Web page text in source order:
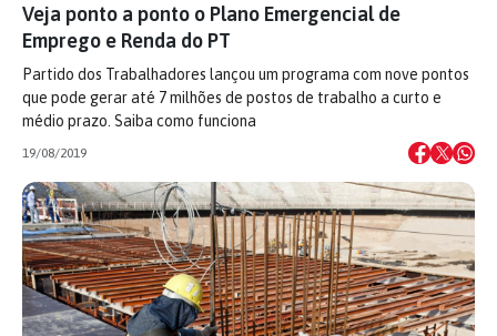
Veja ponto a ponto o Plano Emergencial de
Emprego e Renda do PT
Partido dos Trabalhadores lançou um programa com nove pontos
que pode gerar até 7 milhões de postos de trabalho a curto e
médio prazo. Saiba como funciona
19/08/2019